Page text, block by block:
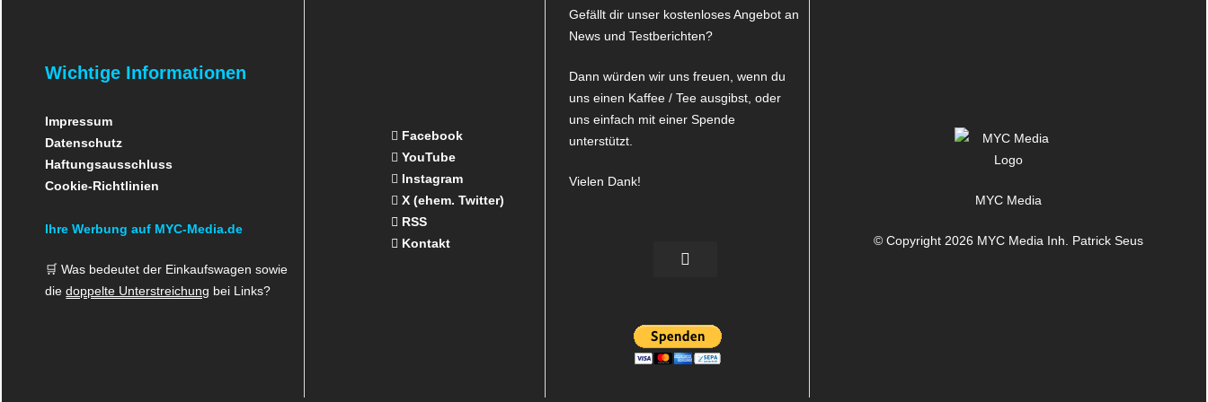
Wichtige Informationen
Impressum
Datenschutz
Haftungsausschluss
Cookie-Richtlinien
Ihre Werbung auf MYC-Media.de
🛒 Was bedeutet der Einkaufswagen sowie
diedoppelte Unterstreichung bei Links?
Facebook
YouTube
Instagram
X (ehem. Twitter)
RSS
Kontakt
Gefällt dir unser kostenloses Angebot an
News und Testberichten?
Dann würden wir uns freuen, wenn du
uns einen Kaffee / Tee ausgibst, oder
uns einfach mit einer Spende
unterstützt.
Vielen Dank!
MYC Media
© Copyright 2026 MYC Media Inh. Patrick Seus